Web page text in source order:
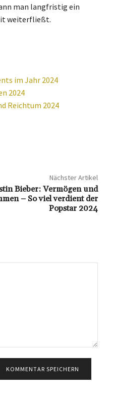
man langfristig ein
weiterfließt.
im Jahr 2024
2024
Reichtum 2024
Nächster Artikel
Bieber: Vermögen und
– So viel verdient der
Popstar 2024